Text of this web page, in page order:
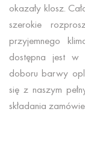
okazały klosz.
szerokie
przyjemnego
dostępna jest w
doboru barwy
się z naszym
składania